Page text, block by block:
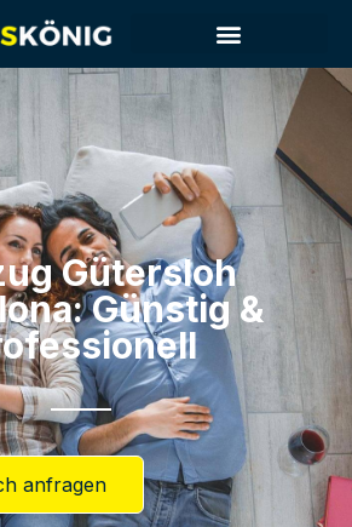
Gütersloh​
Günstig &
anfragen